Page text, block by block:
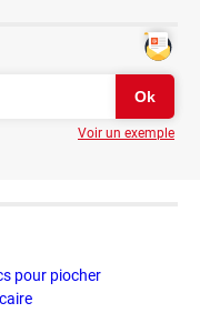
Voir un exemple
pour piocher